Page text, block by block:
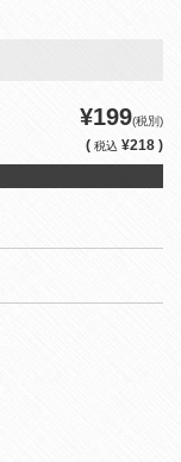
¥199(税別)
( 税込 ¥218 )